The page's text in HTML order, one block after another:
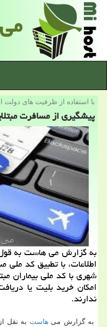
با استفاده از ظرفیت های دولت
پیشگیری از مسافرت
به گزارش می هاست به قول
اطلاعات، با تطبیق كد ملی
امكان خرید بلیت یا
ندارند.
به گزارش میهاست به نقل